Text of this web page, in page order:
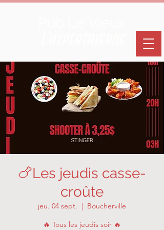
🍗Les jeudis casse-
croûte
jeu. 04 sept.
  |
Boucherville
🔥 Tous les jeudis soir 🔥